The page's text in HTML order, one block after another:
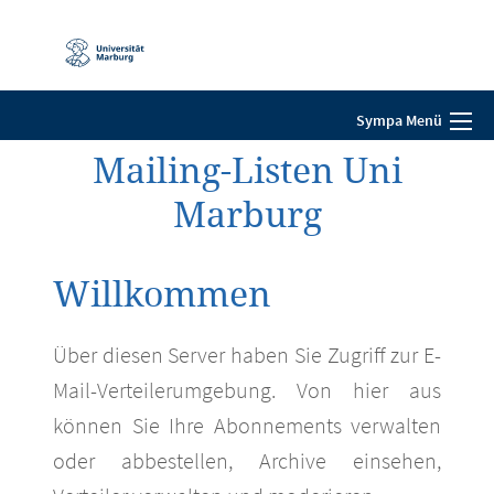
Navigation
Sympa Menü
Mailing-Listen Uni
Marburg
Willkommen
Über diesen Server haben Sie Zugriff zur E-
Mail-Verteilerumgebung. Von hier aus
können Sie Ihre Abonnements verwalten
oder abbestellen, Archive einsehen,